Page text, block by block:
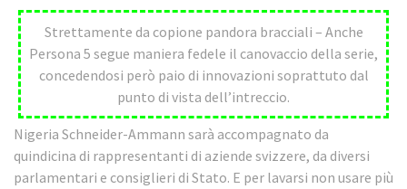
Strettamente da copione pandora bracciali – Anche
Persona 5 segue maniera fedele il canovaccio della serie,
concedendosi però paio di innovazioni soprattuto dal
punto di vista dell’intreccio.
Nigeria Schneider-Ammann sarà accompagnato da
quindicina di rappresentanti di aziende svizzere, da diversi
parlamentari e consiglieri di Stato. E per lavarsi non usare più